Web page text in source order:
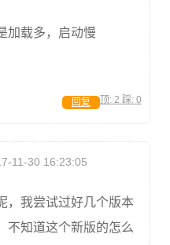
加载多，启动慢
顶: 2 踩: 0
回复
11-30 16:23:05
，我尝试过好几个版本
不知道这个新版的怎么